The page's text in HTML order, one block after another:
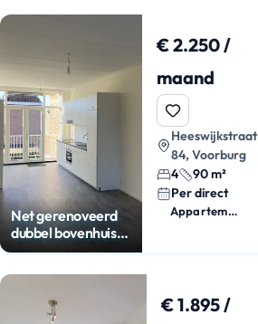
Net gerenoveerd
dubbel bovenhuis
met 4 slaapkamers
€ 2.250 /
maand
Heeswijkstraat
84, Voorburg
4
90 m²
Per direct
Appartement
€ 1.895 /